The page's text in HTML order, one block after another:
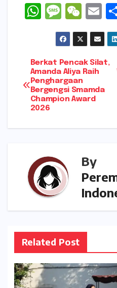
W
ts
A
p
p
M
e
s
s
a
g
W
e
C
h
a
t
E
m
ai
l
Navigasi
pos
Berkat Pencak Silat,
Amanda Aliya Raih
Penghargaan
Bergengsi Smamda
Champion Award
2026
By
Related Post